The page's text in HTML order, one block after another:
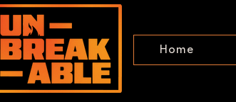
Home